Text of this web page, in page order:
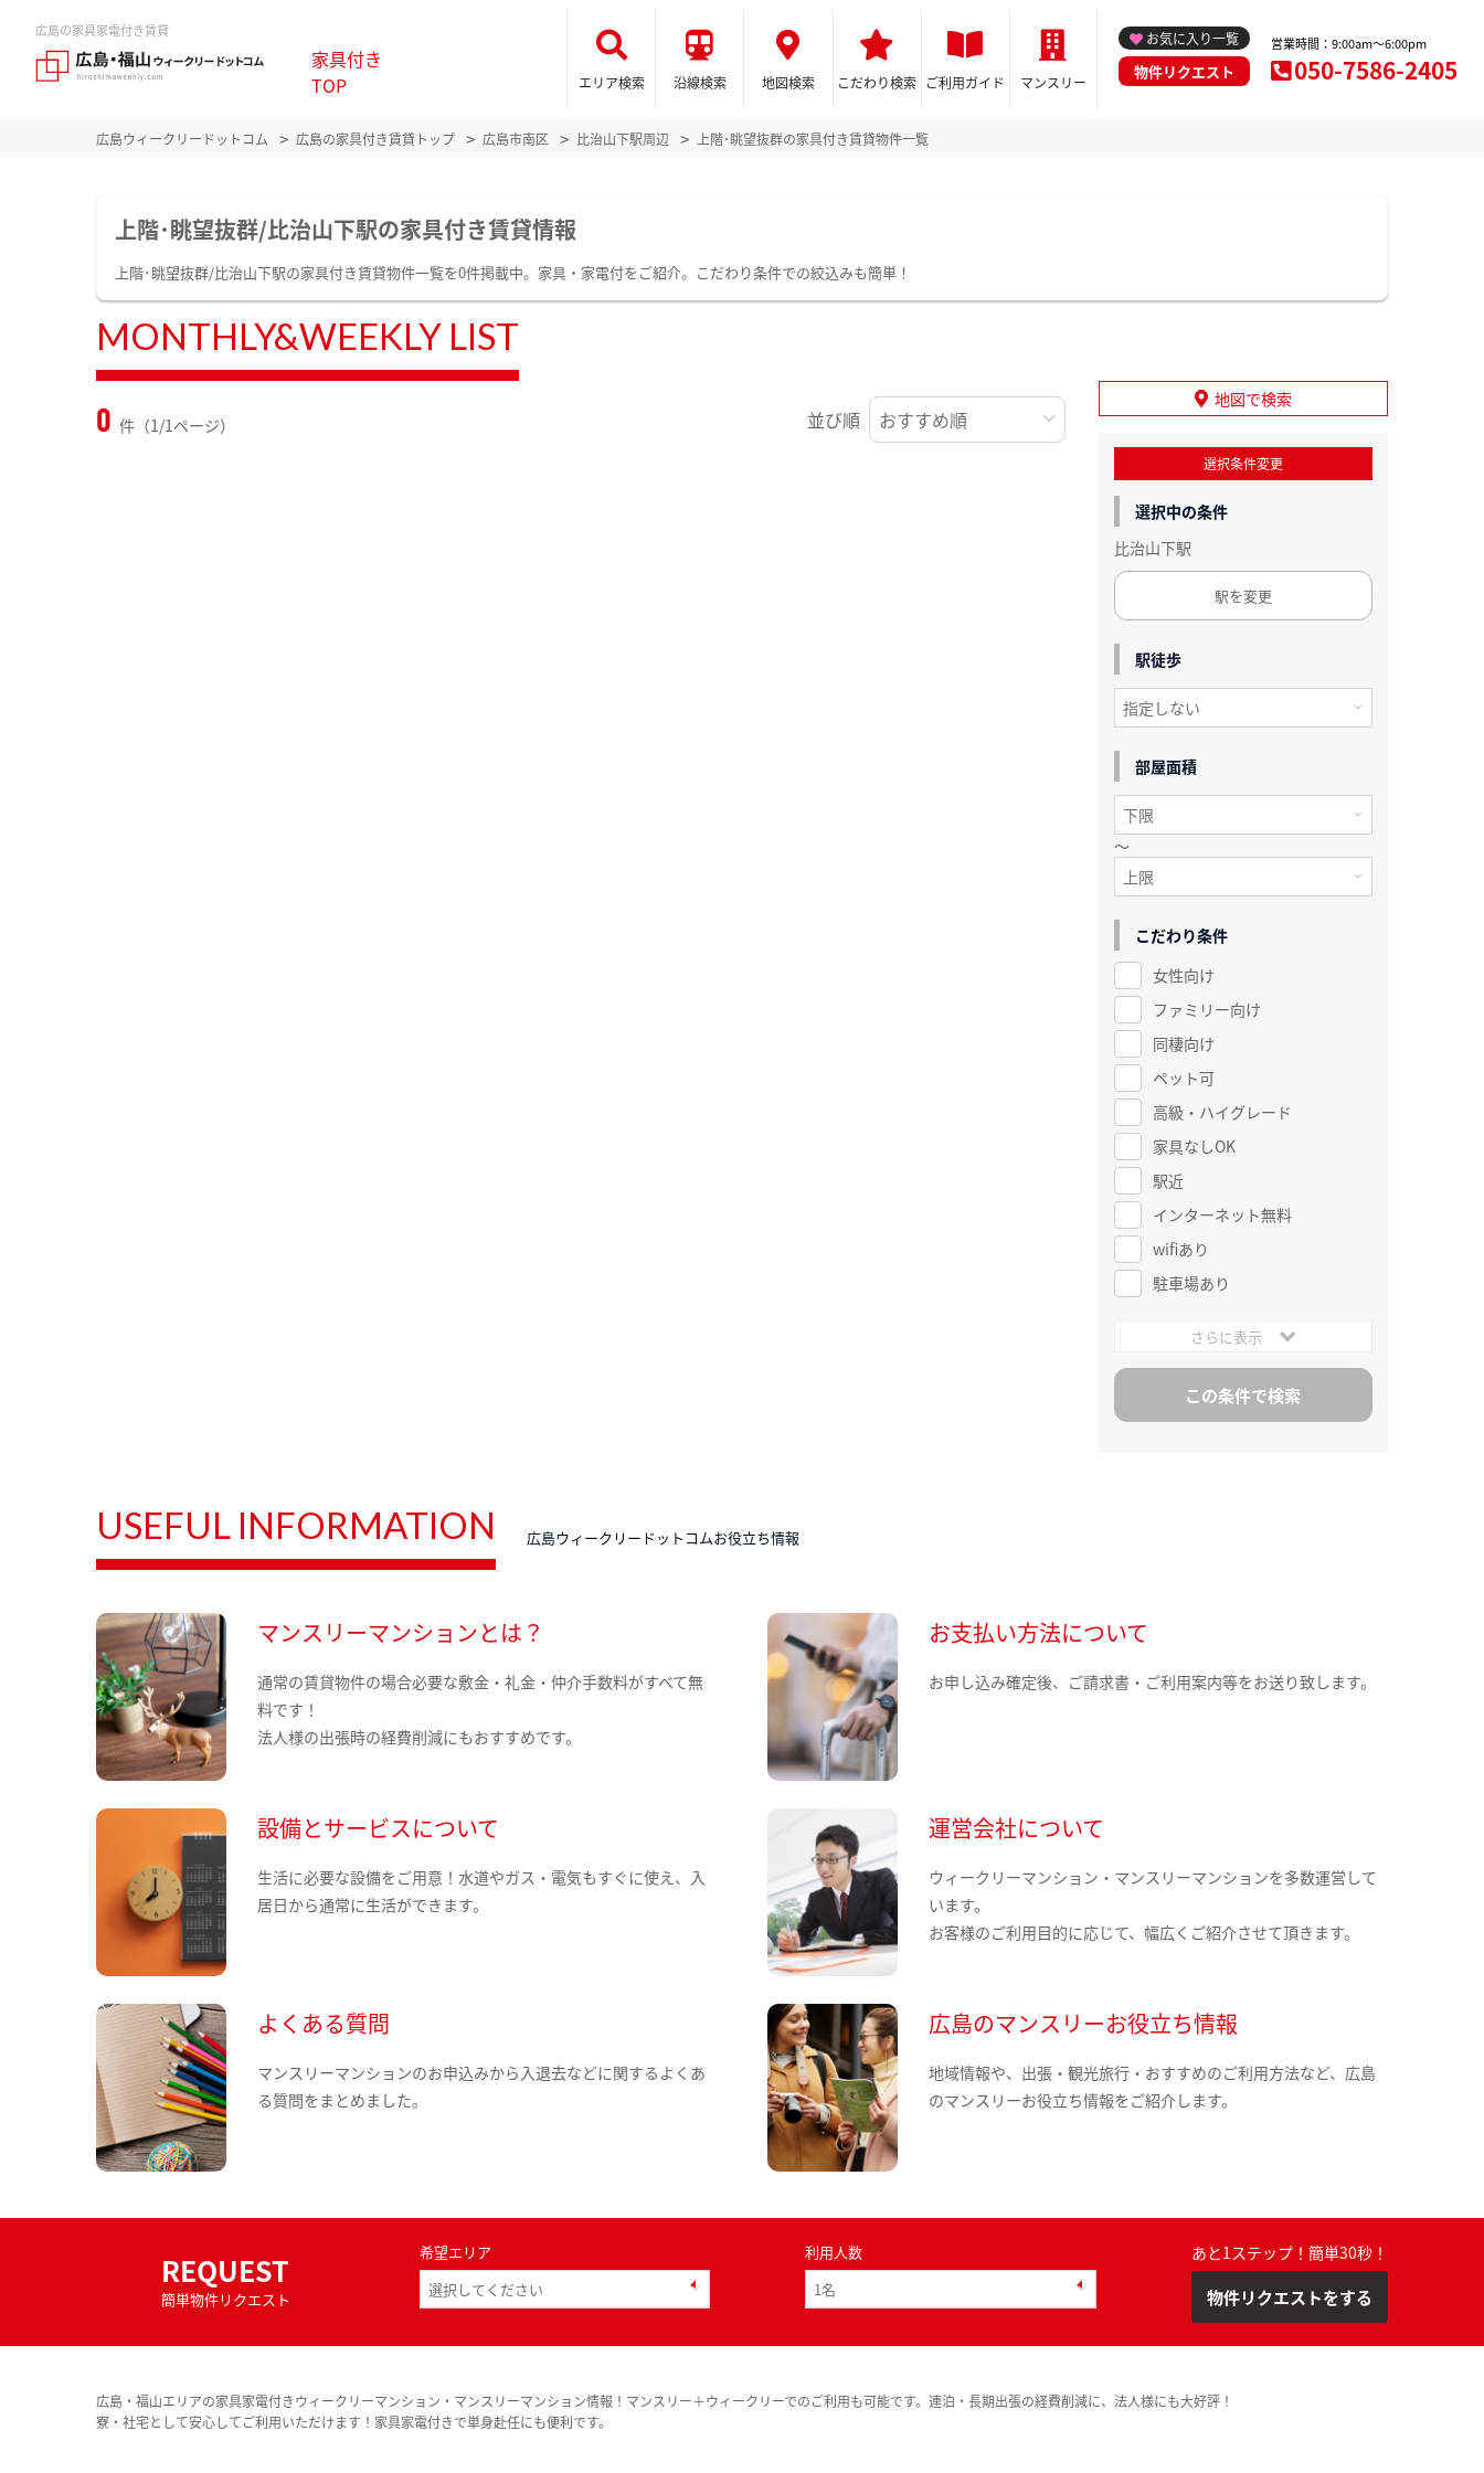
広島の家具家電付き賃貸
家具付き
TOP
エリア検索 沿線検索 地図検索 こだわり検索 ご利用ガイド マンスリー
お気に入り一覧
物件リクエスト
営業時間：9:00am～6:00pm
050-7586-2405
広島ウィークリードットコム 広島の家具付き賃貸トップ 広島市南区 比治山下駅周辺 上階･眺望抜群の家具付き賃貸物件一覧
上階･眺望抜群/比治山下駅の家具付き賃貸情報
上階･眺望抜群/比治山下駅の家具付き賃貸物件一覧を0件掲載中。家具・家電付をご紹介。こだわり条件での絞込みも簡単！
MONTHLY&WEEKLY LIST
0 件（1/1ページ） 並び順
地図で検索
選択条件変更
選択中の条件
比治山下駅
駅を変更
駅徒歩
部屋面積
～
こだわり条件
女性向け
ファミリー向け
同棲向け
ペット可
高級・ハイグレード
家具なしOK
駅近
インターネット無料
wifiあり
駐車場あり
さらに表示
USEFUL INFORMATION 広島ウィークリードットコムお役立ち情報
マンスリーマンションとは？
通常の賃貸物件の場合必要な敷金・礼金・仲介手数料がすべて無
料です！
法人様の出張時の経費削減にもおすすめです。
お支払い方法について
お申し込み確定後、ご請求書・ご利用案内等をお送り致します。
設備とサービスについて
生活に必要な設備をご用意！水道やガス・電気もすぐに使え、入
居日から通常に生活ができます。
運営会社について
ウィークリーマンション・マンスリーマンションを多数運営して
います。
お客様のご利用目的に応じて、幅広くご紹介させて頂きます。
よくある質問
マンスリーマンションのお申込みから入退去などに関するよくあ
る質問をまとめました。
広島のマンスリーお役立ち情報
地域情報や、出張・観光旅行・おすすめのご利用方法など、広島
のマンスリーお役立ち情報をご紹介します。
REQUEST
簡単物件リクエスト
希望エリア 利用人数 あと1ステップ！簡単30秒！
物件リクエストをする
広島・福山エリアの家具家電付きウィークリーマンション・マンスリーマンション情報！マンスリー＋ウィークリーでのご利用も可能です。連泊・長期出張の経費削減に、法人様にも大好評！
寮・社宅として安心してご利用いただけます！家具家電付きで単身赴任にも便利です。